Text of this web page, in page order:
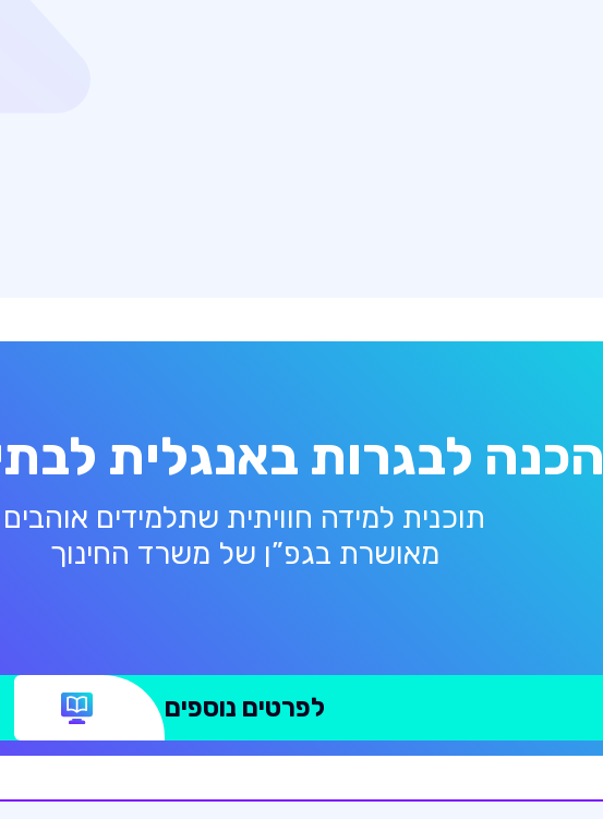
הכנה לבגרות באנגלית
תוכנית למידה חוויתית שתלמידים אוהבים
מאושרת בגפ”ן של משרד החינוך
לפרטים נוספים